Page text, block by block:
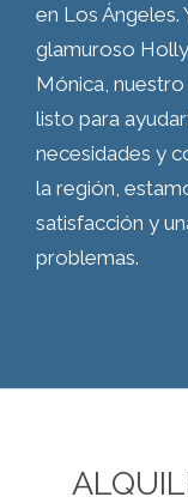
en Los Ángeles.
glamuroso
Mónica,
listo para
necesidades y
la región,
satisfacción y
problemas.